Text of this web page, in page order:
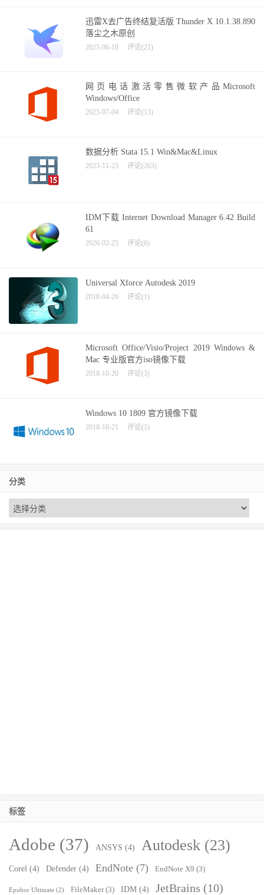
迅雷X去广告终结复活版 Thunder X 10.1.38.890
落尘之木原创
2025-06-18 评论(21)
网页电话激活零售微软产品Microsoft
Windows/Office
2025-07-04 评论(13)
数据分析 Stata 15.1 Win&Mac&Linux
2023-11-25 评论(263)
IDM下载 Internet Download Manager 6.42 Build
61
2026-02-25 评论(6)
Universal Xforce Autodesk 2019
2018-04-26 评论(1)
Microsoft Office/Visio/Project 2019 Windows &
Mac 专业版官方iso镜像下载
2018-10-20 评论(3)
Windows 10 1809 官方镜像下载
2018-10-21 评论(1)
分类
标签
Adobe (37) ANSYS (4) Autodesk (23)
Corel (4) Defender (4) EndNote (7) EndNote X9 (3)
Epubor Ultimate (2) FileMaker(3) IDM (4) JetBrains (10)